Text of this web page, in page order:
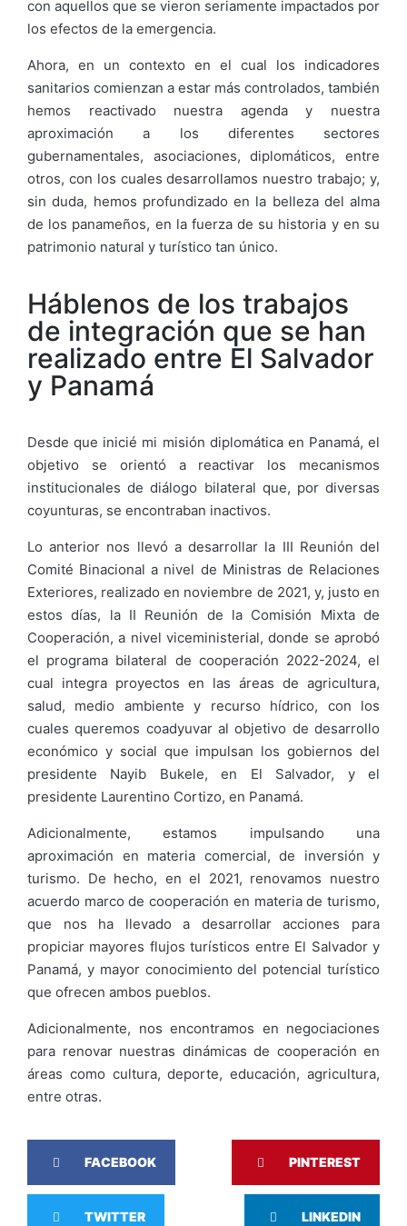
con aquellos que se vieron seriamente impactados por
los efectos de la emergencia.
Ahora, en un contexto en el cual los indicadores
sanitarios comienzan a estar más controlados, también
hemos reactivado nuestra agenda y nuestra
aproximación a los diferentes sectores
gubernamentales, asociaciones, diplomáticos, entre
otros, con los cuales desarrollamos nuestro trabajo; y,
sin duda, hemos profundizado en la belleza del alma
de los panameños, en la fuerza de su historia y en su
patrimonio natural y turístico tan único.
Háblenos de los trabajos
de integración que se han
realizado entre El Salvador
y Panamá
Desde que inicié mi misión diplomática en Panamá, el
objetivo se orientó a reactivar los mecanismos
institucionales de diálogo bilateral que, por diversas
coyunturas, se encontraban inactivos.
Lo anterior nos llevó a desarrollar la III Reunión del
Comité Binacional a nivel de Ministras de Relaciones
Exteriores, realizado en noviembre de 2021, y, justo en
estos días, la II Reunión de la Comisión Mixta de
Cooperación, a nivel viceministerial, donde se aprobó
el programa bilateral de cooperación 2022-2024, el
cual integra proyectos en las áreas de agricultura,
salud, medio ambiente y recurso hídrico, con los
cuales queremos coadyuvar al objetivo de desarrollo
económico y social que impulsan los gobiernos del
presidente Nayib Bukele, en El Salvador, y el
presidente Laurentino Cortizo, en Panamá.
Adicionalmente, estamos impulsando una
aproximación en materia comercial, de inversión y
turismo. De hecho, en el 2021, renovamos nuestro
acuerdo marco de cooperación en materia de turismo,
que nos ha llevado a desarrollar acciones para
propiciar mayores flujos turísticos entre El Salvador y
Panamá, y mayor conocimiento del potencial turístico
que ofrecen ambos pueblos.
Adicionalmente, nos encontramos en negociaciones
para renovar nuestras dinámicas de cooperación en
áreas como cultura, deporte, educación, agricultura,
entre otras.
FACEBOOK PINTEREST
TWITTER LINKEDIN